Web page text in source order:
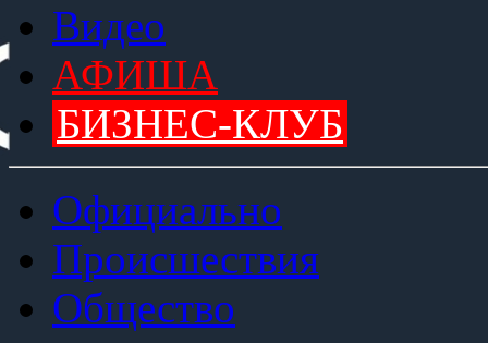
Видео
АФИША
БИЗНЕС-КЛУБ
Официально
Происшествия
Общество